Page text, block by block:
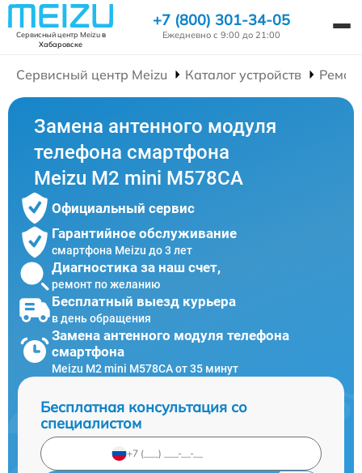
Сервисный центр Meizuв
Хабаровске
+7 (800) 301-34-05
Ежедневно с 9:00 до 21:00
Сервисный центр Meizu Каталог устройств
Замена антенного модуля
телефона смартфона
Meizu M2 mini M578CA
Официальный сервис
Гарантийное обслуживание
смартфона Meizu до 3 лет
Диагностика за наш счет,
ремонт по желанию
Бесплатный выезд курьера
в день обращения
Замена антенного модуля телефона
смартфона
Meizu M2 mini M578CA от 35 минут
Бесплатная консультация со
специалистом